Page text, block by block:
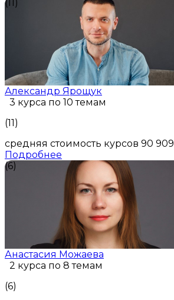
(11)
Александр Ярощук
3 курса по 10 темам
(11)
средняя стоимость курсов 90 909
Подробнее
(6)
Анастасия Можаева
2 курса по 8 темам
(6)